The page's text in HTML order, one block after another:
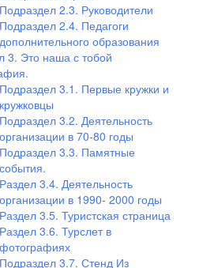
Подраздел 2.3. Руководители
Подраздел 2.4. Педагоги
дополнительного образования
3. Это наша с тобой
Подраздел 3.1. Первые кружки и
кружковцы
Подраздел 3.2. Деятельность
организации в 70-80 годы
Подраздел 3.3. Памятные
события.
Раздел 3.4. Деятельность
организации в 1990- 2000 годы
Раздел 3.5. Туристская страница
Раздел 3.6. Турслет в
фотографиях
Подраздел 3.7. Стенд Из